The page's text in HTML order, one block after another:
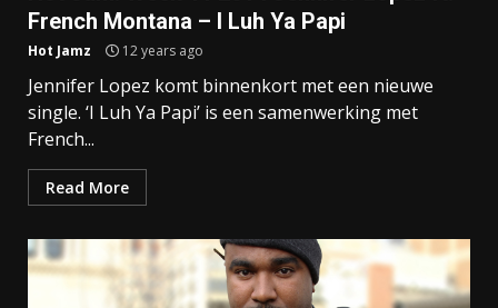
French Montana – I Luh Ya Papi
Hot Jamz 12 years ago
Jennifer Lopez komt binnenkort met een nieuwe
single. ‘I Luh Ya Papi’ is een samenwerking met
French...
Read More